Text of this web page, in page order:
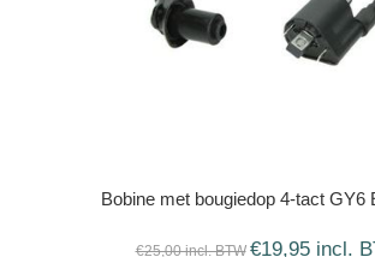
Bobine met bougiedop 4-tact GY6
€25,00 incl. BTW €19,95 incl.